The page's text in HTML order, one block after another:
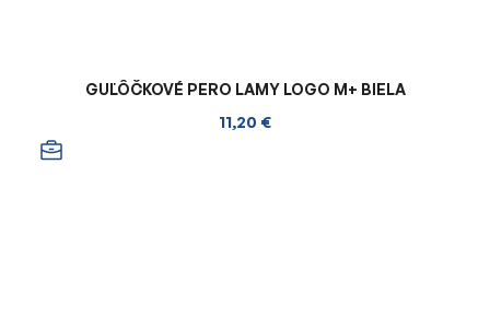
GUĽÔČKOVÉ PERO LAMY LOGO M+ BIELA
11,20 €